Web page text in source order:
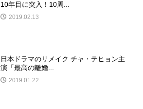
10年目に突入！10周...
2019.02.13
日本ドラマのリメイク チャ・テヒョン主
演「最高の離婚...
2019.01.22